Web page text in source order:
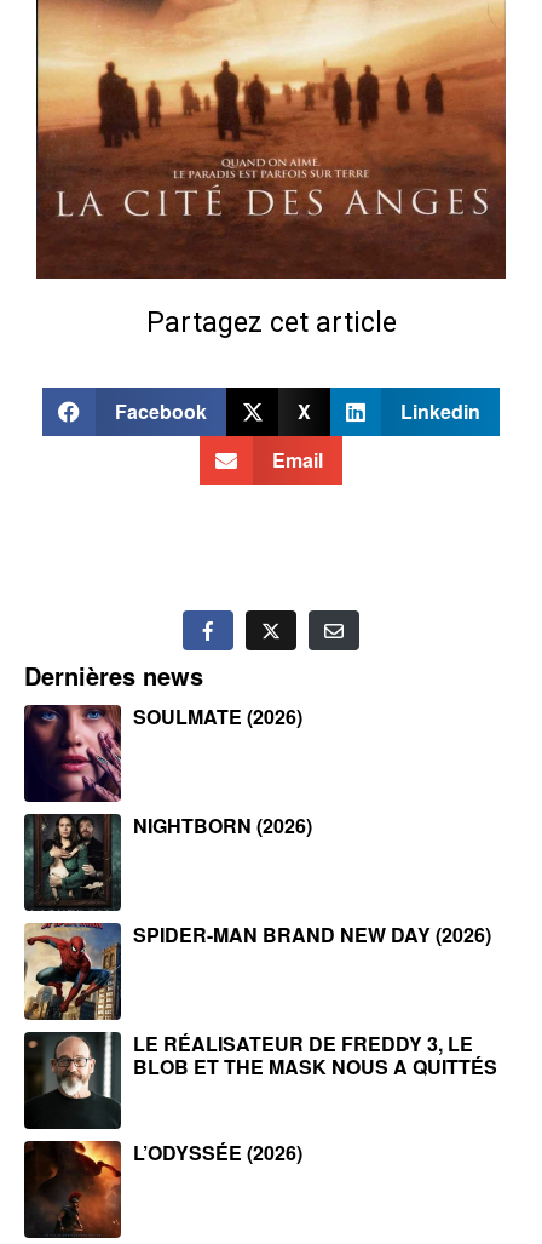
Partagez cet article
Facebook X
Linkedin
Email
Dernières news
SOULMATE (2026)
NIGHTBORN (2026)
SPIDER-MAN BRAND NEW DAY (2026)
LE RÉALISATEUR DE FREDDY 3, LE
BLOB ET THE MASK NOUS A QUITTÉS
L’ODYSSÉE (2026)